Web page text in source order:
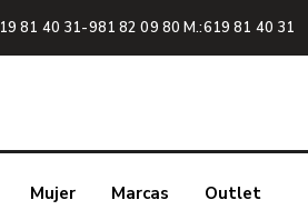
81 40 31-981 82 09 80 M.:619 81 40 31
Mujer Marcas Outlet